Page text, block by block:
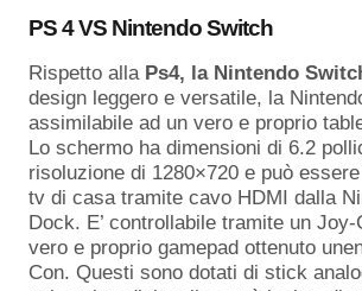
PS 4 VS Nintendo Switch
Rispetto allaPs4, la Nintendo
design leggero e versatile, la
assimilabile ad un vero e proprio
Lo schermo ha dimensioni di 6.2
risoluzione di 1280×720 e può
tv di casa tramite cavo HDMI dalla
Dock. E’ controllabile tramite un
vero e proprio gamepad ottenuto
Con. Questi sono dotati di stick